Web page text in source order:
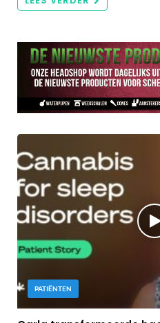
PATIËNTEN